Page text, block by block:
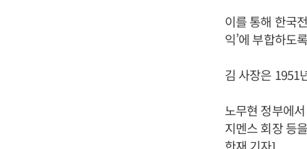
이를 통해 한국
익’에 부합하도
김 사장은 1951
노무현 정부에
지멘스 회장 등